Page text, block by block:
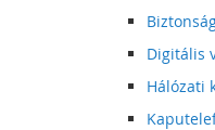
Digitális
Hálózati